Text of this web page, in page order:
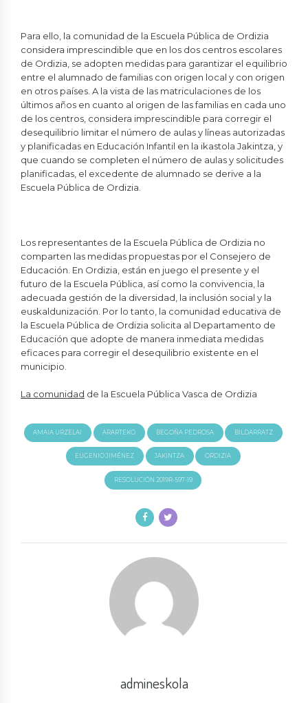
Para ello, la comunidad de la Escuela Pública de Ordizia
considera imprescindible que en los dos centros escolares
de Ordizia, se adopten medidas para garantizar el equilibrio
entre el alumnado de familias con origen local y con origen
en otros países. A la vista de las matriculaciones de los
últimos años en cuanto al origen de las familias en cada uno
de los centros, considera imprescindible para corregir el
desequilibrio limitar el número de aulas y líneas autorizadas
y planificadas en Educación Infantil en la ikastola Jakintza, y
que cuando se completen el número de aulas y solicitudes
planificadas, el excedente de alumnado se derive a la
Escuela Pública de Ordizia.
Los representantes de la Escuela Pública de Ordizia no
comparten las medidas propuestas por el Consejero de
Educación. En Ordizia, están en juego el presente y el
futuro de la Escuela Pública, así como la convivencia, la
adecuada gestión de la diversidad, la inclusión social y la
euskaldunización. Por lo tanto, la comunidad educativa de
la Escuela Pública de Ordizia solicita al Departamento de
Educación que adopte de manera inmediata medidas
eficaces para corregir el desequilibrio existente en el
municipio.
La comunidad de la Escuela Pública Vasca de Ordizia
AMAIA URZELAI ARARTEKO BEGOÑA PEDROSA BILDARRATZ
EUGENIO JIMÉNEZ JAKINTZA ORDIZIA
RESOLUCIÓN 2019R-597-19
admineskola